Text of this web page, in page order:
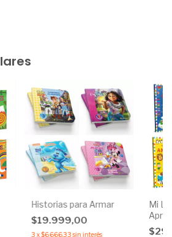
Historias para Armar
$19.999,00
3 x$6.666,33 sin interés
Mi